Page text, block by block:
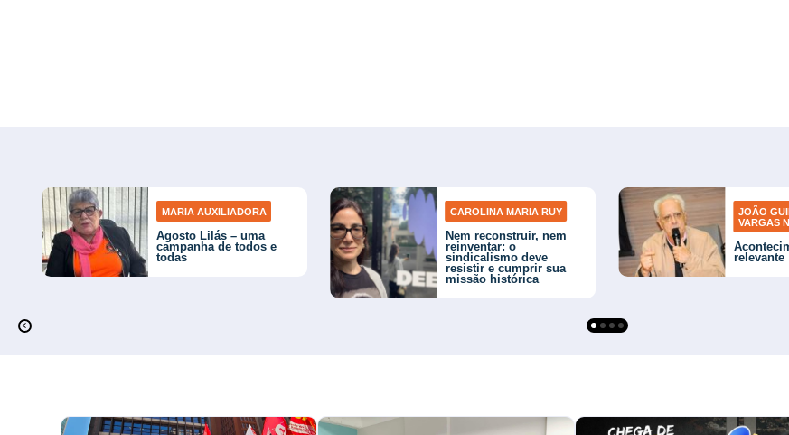
MARIA AUXILIADORA
Agosto Lilás – uma
campanha de todos e
todas
CAROLINA MARIA RUY
Nem reconstruir, nem
reinventar: o
sindicalismo deve
resistir e cumprir sua
missão histórica
JOÃO
VARGAS
relevante